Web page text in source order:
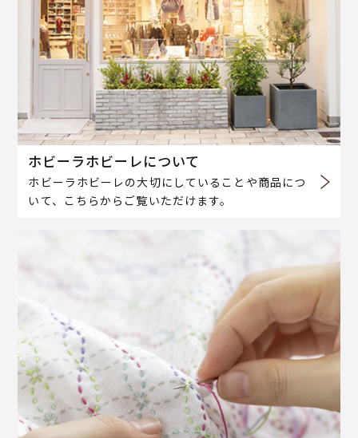
ホビーラホビーレについて
ホビーラホビーレの大切にしていることや商品につ
いて、こちらからご覧いただけます。